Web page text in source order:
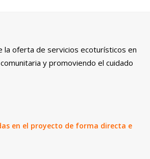
la oferta de servicios ecoturísticos en
y promoviendo el cuidado
en el proyecto de forma directa e